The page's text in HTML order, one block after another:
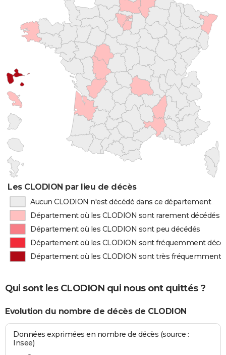
Les CLODION par lieu de décès
Aucun CLODION n'est décédé dans ce département
Département où les CLODION sont rarement décédés
Département où les CLODION sont peu décédés
Département où les CLODION sont fréquemment
Département où les CLODION sont très fréquemment
Qui sont les CLODION qui nous ont quittés ?
Evolution du nombre de décès de CLODION
Données exprimées en nombre de décès (source :
Insee)